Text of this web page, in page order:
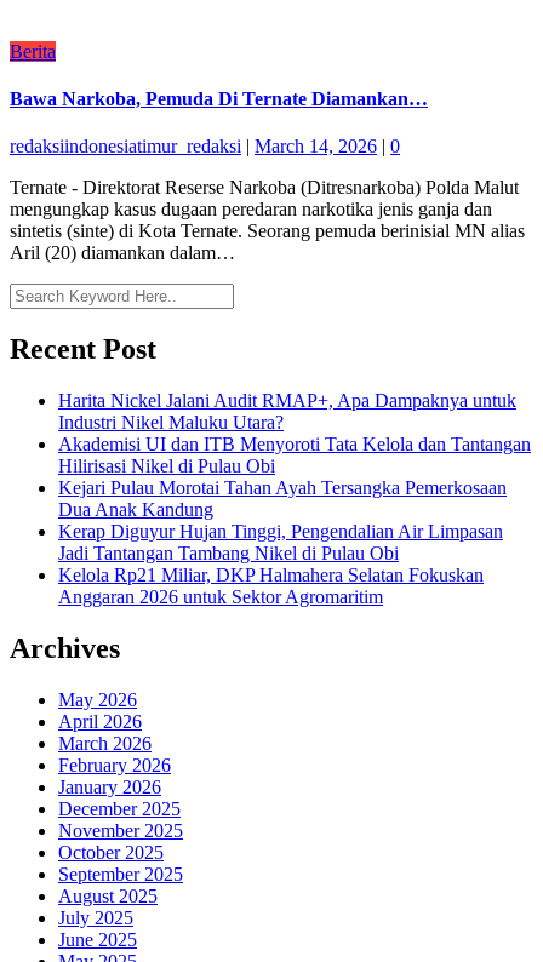
Berita
Bawa Narkoba, Pemuda Di Ternate Diamankan…
redaksiindonesiatimur_redaksi | March 14, 2026 | 0
Ternate - Direktorat Reserse Narkoba (Ditresnarkoba) Polda Malut
mengungkap kasus dugaan peredaran narkotika jenis ganja dan
sintetis (sinte) di Kota Ternate. Seorang pemuda berinisial MN alias
Aril (20) diamankan dalam…
Recent Post
Harita Nickel Jalani Audit RMAP+, Apa Dampaknya untuk
Industri Nikel Maluku Utara?
Akademisi UI dan ITB Menyoroti Tata Kelola dan Tantangan
Hilirisasi Nikel di Pulau Obi
Kejari Pulau Morotai Tahan Ayah Tersangka Pemerkosaan
Dua Anak Kandung
Kerap Diguyur Hujan Tinggi, Pengendalian Air Limpasan
Jadi Tantangan Tambang Nikel di Pulau Obi
Kelola Rp21 Miliar, DKP Halmahera Selatan Fokuskan
Anggaran 2026 untuk Sektor Agromaritim
Archives
May 2026
April 2026
March 2026
February 2026
January 2026
December 2025
November 2025
October 2025
September 2025
August 2025
July 2025
June 2025